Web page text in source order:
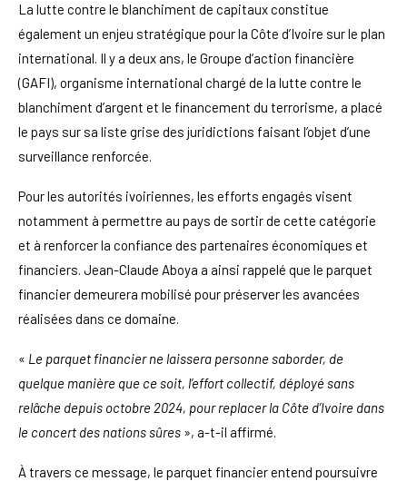
La lutte contre le blanchiment de capitaux constitue
également un enjeu stratégique pour la Côte d’Ivoire sur le plan
international. Il y a deux ans, le Groupe d’action financière
(GAFI), organisme international chargé de la lutte contre le
blanchiment d’argent et le financement du terrorisme, a placé
le pays sur sa liste grise des juridictions faisant l’objet d’une
surveillance renforcée.
Pour les autorités ivoiriennes, les efforts engagés visent
notamment à permettre au pays de sortir de cette catégorie
et à renforcer la confiance des partenaires économiques et
financiers. Jean-Claude Aboya a ainsi rappelé que le parquet
financier demeurera mobilisé pour préserver les avancées
réalisées dans ce domaine.
« Le parquet financier ne laissera personne saborder, de
quelque manière que ce soit, l’effort collectif, déployé sans
relâche depuis octobre 2024, pour replacer la Côte d’Ivoire dans
le concert des nations sûres », a-t-il affirmé.
À travers ce message, le parquet financier entend poursuivre